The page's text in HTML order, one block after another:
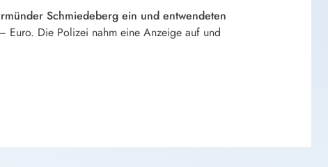
Schmiedeberg ein und entwendeten
Euro. Die Polizei nahm eine Anzeige auf und